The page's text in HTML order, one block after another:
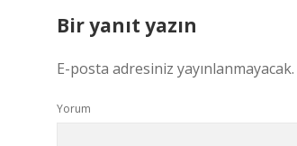
Bir yanıt yazın
E-posta adresiniz yayınlanmayacak.
Yorum